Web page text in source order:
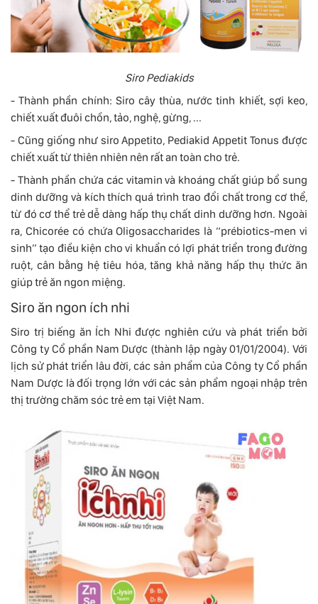
Siro Pediakids
- Thành phần chính: Siro cây thùa, nước tinh khiết, sợi keo,
chiết xuất đuôi chồn, tảo, nghệ, gừng, ...
- Cũng giống như siro Appetito, Pediakid Appetit Tonus được
chiết xuất từ ​​thiên nhiên nên rất an toàn cho trẻ.
- Thành phần chứa các vitamin và khoáng chất giúp bổ sung
dinh dưỡng và kích thích quá trình trao đổi chất trong cơ thể,
từ đó cơ thể trẻ dễ dàng hấp thụ chất dinh dưỡng hơn. Ngoài
ra, Chicorée có chứa Oligosaccharides là “prébiotics-men vi
sinh” tạo điều kiện cho vi khuẩn có lợi phát triển trong đường
ruột, cân bằng hệ tiêu hóa, tăng khả năng hấp thụ thức ăn
giúp trẻ ăn ngon miệng.
Siro ăn ngon ích nhi
Siro trị biếng ăn Ích Nhi được nghiên cứu và phát triển bởi
Công ty Cổ phần Nam Dược (thành lập ngày 01/01/2004). Với
lịch sử phát triển lâu đời, các sản phẩm của Công ty Cổ phần
Nam Dược là đối trọng lớn với các sản phẩm ngoại nhập trên
thị trường chăm sóc trẻ em tại Việt Nam.